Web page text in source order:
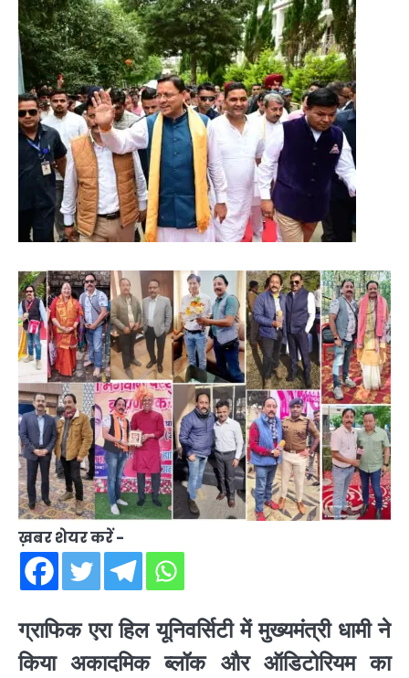
ख़बर शेयर करें -
ग्राफिक एरा हिल यूनिवर्सिटी में मुख्यमंत्री धामी ने
किया अकादमिक ब्लॉक और ऑडिटोरियम का